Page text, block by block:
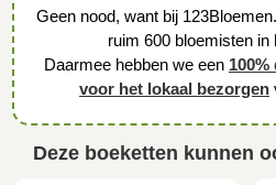
Geen nood, want bij
ruim 600 bloemisten in
Daarmee hebben we een
voor het lokaal bezorgen
Deze boeketten kunnen